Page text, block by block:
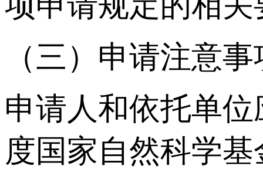
（三）申请注意
申请人和依托单
度国家自然科学